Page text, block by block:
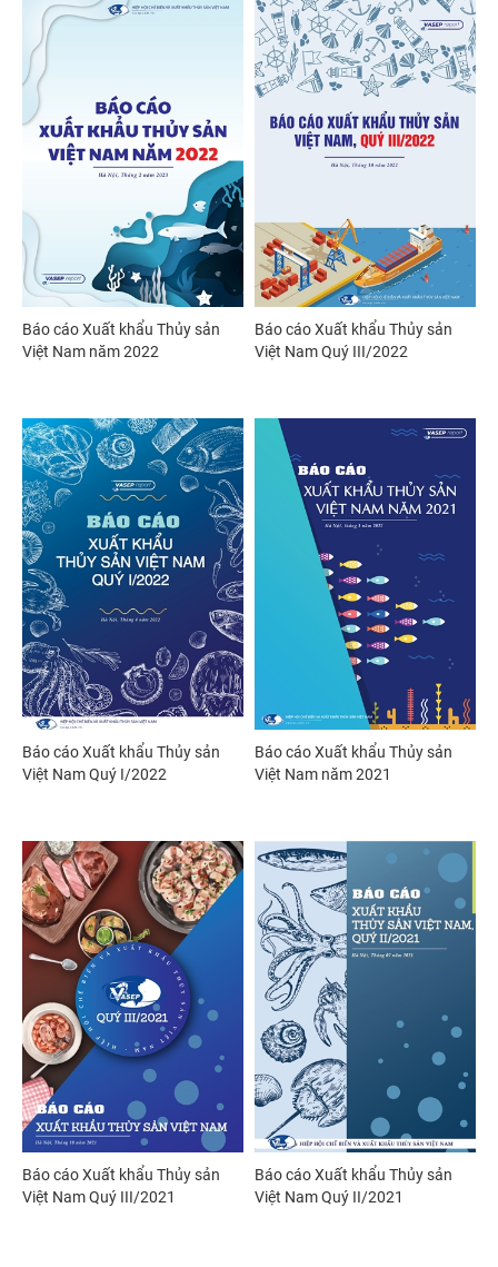
Báo cáo Xuất khẩu Thủy sản
Việt Nam năm 2022
Báo cáo Xuất khẩu Thủy sản
Việt Nam Quý III/2022
Báo cáo Xuất khẩu Thủy sản
Việt Nam Quý I/2022
Báo cáo Xuất khẩu Thủy sản
Việt Nam năm 2021
Báo cáo Xuất khẩu Thủy sản
Việt Nam Quý III/2021
Báo cáo Xuất khẩu Thủy sản
Việt Nam Quý II/2021